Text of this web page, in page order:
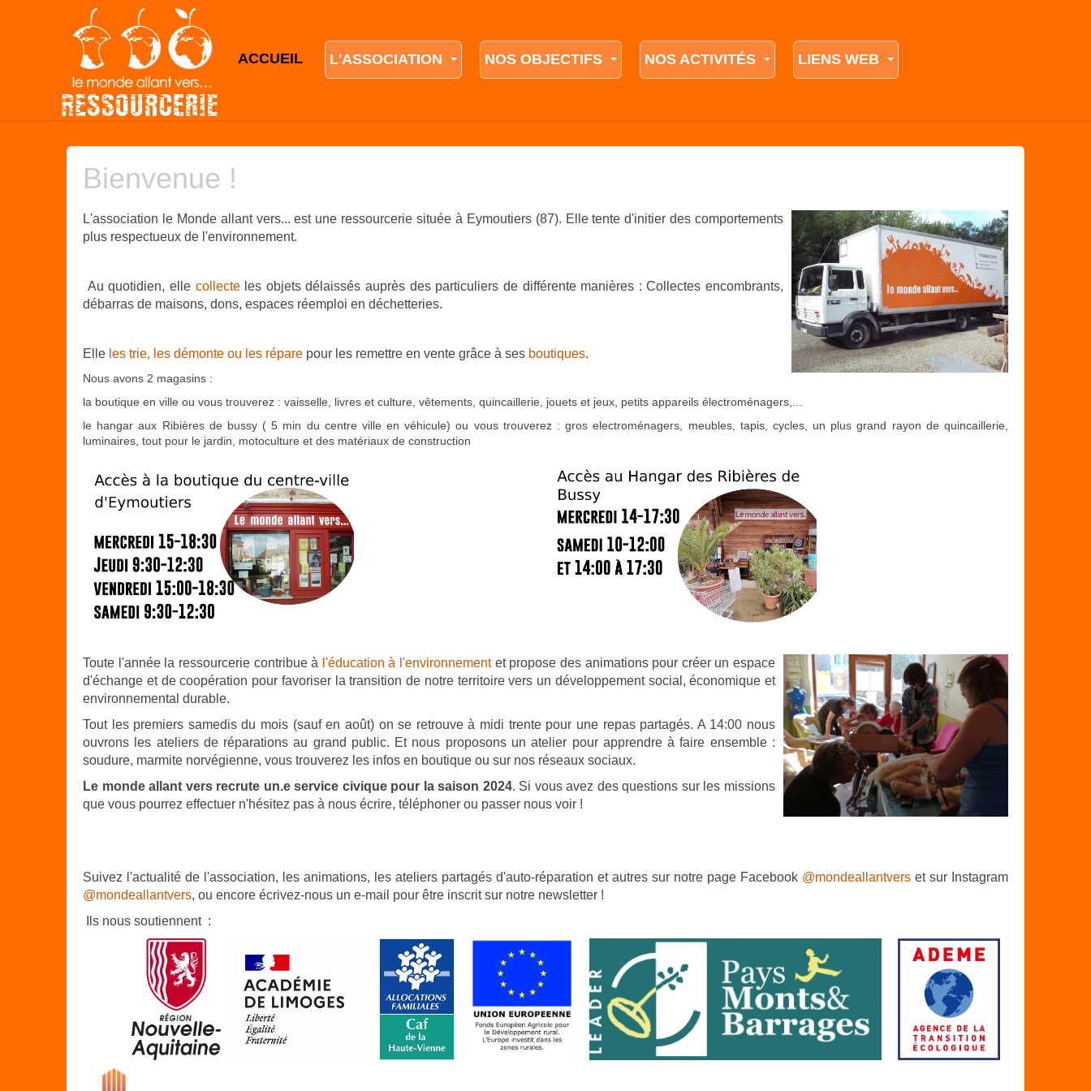
ACCUEIL L'ASSOCIATION NOS OBJECTIFS NOS ACTIVITÉS LIENS WEB
Bienvenue !
L'association le Monde allant vers... est une ressourcerie située à Eymoutiers (87). Elle tente d'initier des comportements
plus respectueux de l'environnement.
Au quotidien, elle collecteles objets délaissés auprès des particuliers de différente manières : Collectes encombrants,
débarras de maisons, dons, espaces réemploi en déchetteries.
Elle les trie, les démonte ou les répare pour les remettre en vente grâce à ses boutiques.
Nous avons 2 magasins :
la boutique en ville ou vous trouverez : vaisselle, livres et culture, vêtements, quincaillerie, jouets et jeux, petits appareils électroménagers,...
le hangar aux Ribières de bussy ( 5 min du centre ville en véhicule) ou vous trouverez : gros electroménagers, meubles, tapis, cycles, un plus grand rayon de quincaillerie,
luminaires, tout pour le jardin, motoculture et des matériaux de construction
Toute l'année la ressourcerie contribue à l'éducation à l'environnementet propose des animations pour créer un espace
d'échange et de coopération pour favoriser la transition de notre territoire vers un développement social, économique et
environnemental durable.
Tout les premiers samedis du mois (sauf en août) on se retrouve à midi trente pour une repas partagés. A 14:00 nous
ouvrons les ateliers de réparations au grand public. Et nous proposons un atelier pour apprendre à faire ensemble :
soudure, marmite norvégienne, vous trouverez les infos en boutique ou sur nos réseaux sociaux.
Le monde allant vers recrute un.e service civique pour la saison 2024. Si vous avez des questions sur les missions
que vous pourrez effectuer n'hésitez pas à nous écrire, téléphoner ou passer nous voir !
Suivez l'actualité de l'association, les animations, les ateliers partagés d'auto-réparation et autres sur notre page Facebook @mondeallantvers et sur Instagram
@mondeallantvers, ou encore écrivez-nous un e-mail pour être inscrit sur notre newsletter !
Ils nous soutiennent :